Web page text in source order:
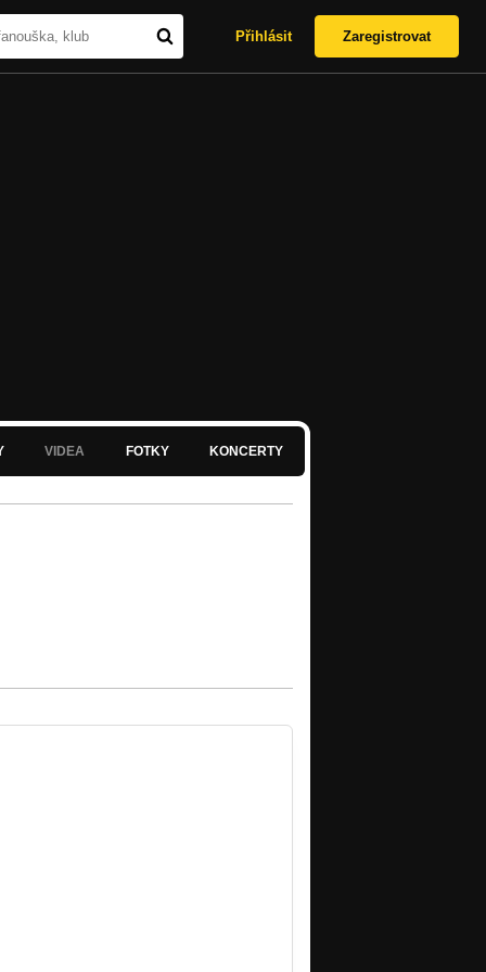
Přihlásit Zaregistrovat
VIDEA FOTKY KONCERTY